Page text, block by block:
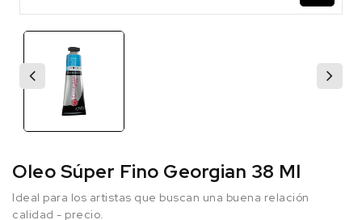
Oleo Súper Fino Georgian 38 Ml
Ideal para los artistas que buscan una buena relación
calidad - precio.